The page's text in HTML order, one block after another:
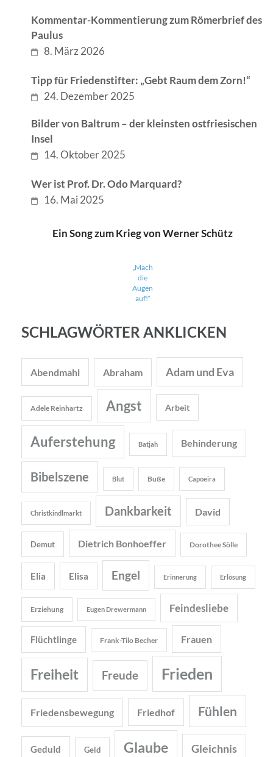
Kommentar-Kommentierung zum Römerbrief des
Paulus
8. März 2026
Tipp für Friedenstifter: „Gebt Raum dem Zorn!“
24. Dezember 2025
Bilder von Baltrum – der kleinsten ostfriesischen
Insel
14. Oktober 2025
Wer ist Prof. Dr. Odo Marquard?
16. Mai 2025
Ein Song zum Krieg von Werner Schütz
„Mach
die
Augen
auf!“
SCHLAGWÖRTER ANKLICKEN
Abendmahl Abraham Adam und Eva
Adele Reinhartz Angst Arbeit
Auferstehung Batjah Behinderung
Bibelszene Blut Buße Capoeira
Christkindlmarkt Dankbarkeit David
Demut Dietrich Bonhoeffer Dorothee Sölle
Elia Elisa Engel Erinnerung Erlösung
Erziehung Eugen Drewermann Feindesliebe
Flüchtlinge Frank-Tilo Becher Frauen
Freiheit Freude Frieden
Friedensbewegung Friedhof Fühlen
Geduld Geld Glaube Gleichnis